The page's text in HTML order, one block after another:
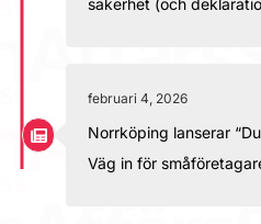
februari 4, 2026
Norrköping lanserar
Väg in för